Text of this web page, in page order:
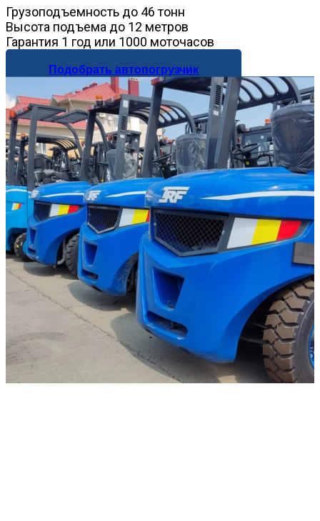
Грузоподъемность до 46 тонн
Высота подъема до 12 метров
Гарантия 1 год или 1000 моточасов
Подобрать автопогрузчик